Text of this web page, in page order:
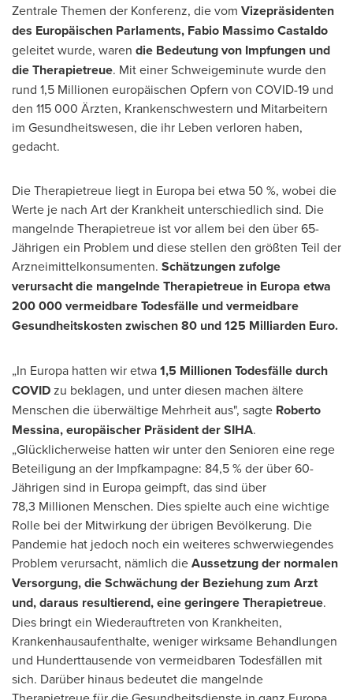
Zentrale Themen der Konferenz, die vom Vizepräsidenten
des Europäischen Parlaments, Fabio Massimo Castaldo
geleitet wurde, waren die Bedeutung von Impfungen und
die Therapietreue. Mit einer Schweigeminute wurde den
rund 1,5 Millionen europäischen Opfern von COVID-19 und
den 115 000 Ärzten, Krankenschwestern und Mitarbeitern
im Gesundheitswesen, die ihr Leben verloren haben,
gedacht.
Die Therapietreue liegt in Europa bei etwa 50 %, wobei die
Werte je nach Art der Krankheit unterschiedlich sind. Die
mangelnde Therapietreue ist vor allem bei den über 65-
Jährigen ein Problem und diese stellen den größten Teil der
Arzneimittelkonsumenten. Schätzungen zufolge
verursacht die mangelnde Therapietreue in Europa etwa
200 000 vermeidbare Todesfälle und vermeidbare
Gesundheitskosten zwischen 80 und 125 Milliarden Euro.
„In Europa hatten wir etwa1,5 Millionen Todesfälle durch
COVIDzu beklagen, und unter diesen machen ältere
Menschen die überwältige Mehrheit aus", sagte Roberto
Messina, europäischer Präsident der SIHA.
„Glücklicherweise hatten wir unter den Senioren eine rege
Beteiligung an der Impfkampagne: 84,5 % der über 60-
Jährigen sind in Europa geimpft, das sind über
78,3 Millionen Menschen. Dies spielte auch eine wichtige
Rolle bei der Mitwirkung der übrigen Bevölkerung. Die
Pandemie hat jedoch noch ein weiteres schwerwiegendes
Problem verursacht, nämlich dieAussetzung der normalen
Versorgung, die Schwächung der Beziehung zum Arzt
und, daraus resultierend, eine geringere Therapietreue.
Dies bringt ein Wiederauftreten von Krankheiten,
Krankenhausaufenthalte, weniger wirksame Behandlungen
und Hunderttausende von vermeidbaren Todesfällen mit
sich. Darüber hinaus bedeutet die mangelnde